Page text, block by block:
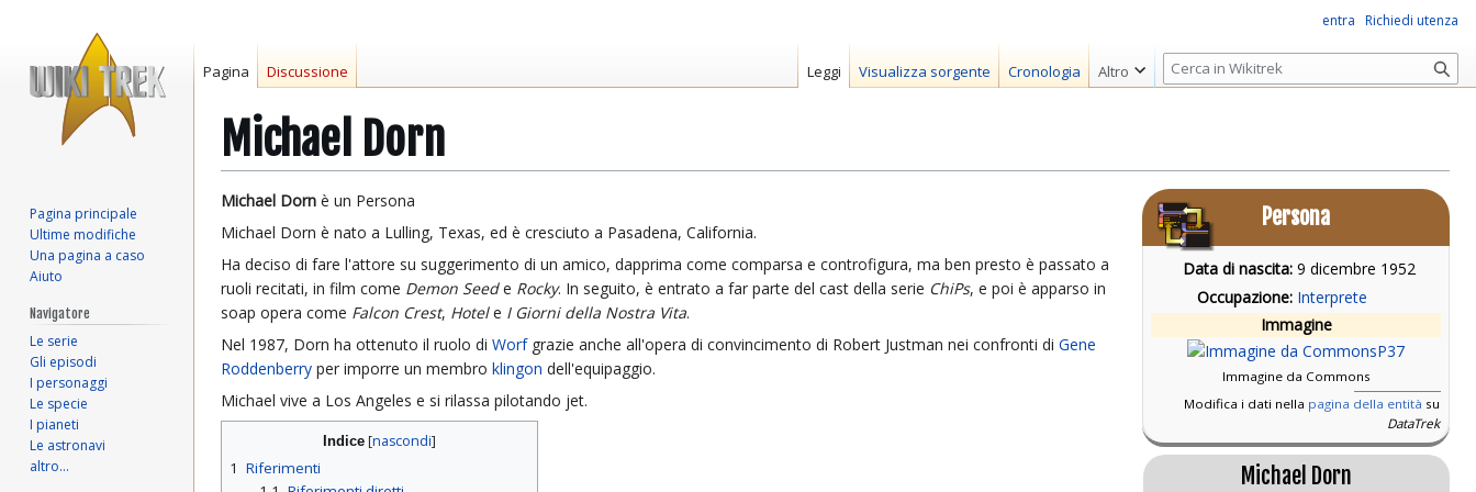
Michael Dorn
Vai
alla
Vai
alla
Persona
Data di nascita: 9 dicembre 1952
Occupazione: Interprete
Immagine
Immagine da Commons
Modifica i dati nella pagina della entità su
DataTrek
Michael Dorn
Michael Dorn è un Persona
Michael Dorn è nato a Lulling, Texas, ed è cresciuto a Pasadena, California.
Ha deciso di fare l'attore su suggerimento di un amico, dapprima come comparsa e controfigura, ma ben presto è passato a
ruoli recitati, in film come Demon Seede Rocky. In seguito, è entrato a far parte del cast della serie ChiPs, e poi è apparso in
soap opera come Falcon Crest, Hotele I Giorni della Nostra Vita.
Nel 1987, Dorn ha ottenuto il ruolo di Worfgrazie anche all'opera di convincimento di Robert Justman nei confronti di Gene
Roddenberry per imporre un membro klingon dell'equipaggio.
Michael vive a Los Angeles e si rilassa pilotando jet.
Indice
1 Riferimenti
entra Richiedi utenza
Pagina Discussione Leggi Visualizza sorgente Cronologia Altro
R
i
r
c
a
Pagina principale
Ultime modifiche
Una pagina a caso
Aiuto
Navigatore
Le serie
Gli episodi
I personaggi
Le specie
I pianeti
Le astronavi
altro…